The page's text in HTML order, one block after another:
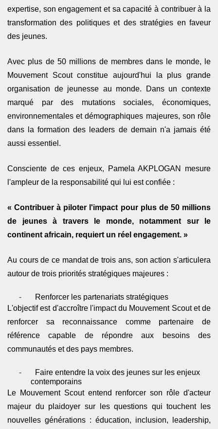
expertise, son engagement et sa capacité à contribuer à la
transformation des politiques et des stratégies en faveur
des jeunes.
Avec plus de 50 millions de membres dans le monde, le
Mouvement Scout constitue aujourd'hui la plus grande
organisation de jeunesse au monde. Dans un contexte
marqué par des mutations sociales, économiques,
environnementales et démographiques majeures, son rôle
dans la formation des leaders de demain n'a jamais été
aussi essentiel.
Consciente de ces enjeux, Pamela AKPLOGAN mesure
l'ampleur de la responsabilité qui lui est confiée :
« Contribuer à piloter l'impact pour plus de 50 millions
de jeunes à travers le monde, notamment sur le
continent africain, requiert un réel engagement. »
Au cours de ce mandat de trois ans, son action s'articulera
autour de trois priorités stratégiques majeures :
-
Renforcer les partenariats stratégiques
L'objectif est d'accroître l'impact du Mouvement Scout et de
renforcer sa reconnaissance comme partenaire de
référence capable de répondre aux besoins des
communautés et des pays membres.
-
Faire entendre la voix des jeunes sur les enjeux
contemporains
Le Mouvement Scout entend renforcer son rôle d'acteur
majeur du plaidoyer sur les questions qui touchent les
nouvelles générations : éducation, inclusion, leadership,